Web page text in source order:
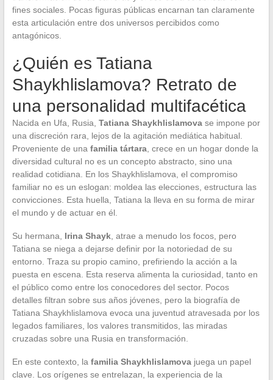
fines sociales. Pocas figuras públicas encarnan tan claramente
esta articulación entre dos universos percibidos como
antagónicos.
¿Quién es Tatiana
Shaykhlislamova? Retrato de
una personalidad multifacética
Nacida en Ufa, Rusia, Tatiana Shaykhlislamovase impone por
una discreción rara, lejos de la agitación mediática habitual.
Proveniente de una familia tártara, crece en un hogar donde la
diversidad cultural no es un concepto abstracto, sino una
realidad cotidiana. En los Shaykhlislamova, el compromiso
familiar no es un eslogan: moldea las elecciones, estructura las
convicciones. Esta huella, Tatiana la lleva en su forma de mirar
el mundo y de actuar en él.
Su hermana, Irina Shayk, atrae a menudo los focos, pero
Tatiana se niega a dejarse definir por la notoriedad de su
entorno. Traza su propio camino, prefiriendo la acción a la
puesta en escena. Esta reserva alimenta la curiosidad, tanto en
el público como entre los conocedores del sector. Pocos
detalles filtran sobre sus años jóvenes, pero la biografía de
Tatiana Shaykhlislamova evoca una juventud atravesada por los
legados familiares, los valores transmitidos, las miradas
cruzadas sobre una Rusia en transformación.
En este contexto, la familia Shaykhlislamovajuega un papel
clave. Los orígenes se entrelazan, la experiencia de la